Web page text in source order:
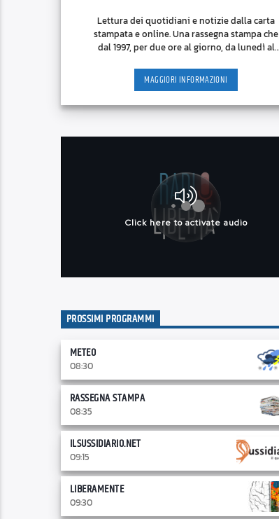
Lettura dei quotidiani e notizie dalla carta
stampata e online. Una rassegna stampa che
dal 1997, per due ore al giorno, da lunedì al
MAGGIORI INFORMAZIONI
PROSSIMI PROGRAMMI
METEO
08:30
RASSEGNA STAMPA
08:35
ILSUSSIDIARIO.NET
09:15
LIBERAMENTE
09:30